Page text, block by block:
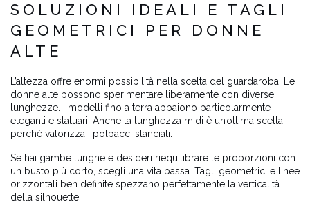
SOLUZIONI IDEALI E TAGLI
GEOMETRICI PER DONNE
ALTE
L’altezza offre enormi possibilità nella scelta del guardaroba. Le
donne alte possono sperimentare liberamente con diverse
lunghezze. I modelli fino a terra appaiono particolarmente
eleganti e statuari. Anche la lunghezza midi è un’ottima scelta,
perché valorizza i polpacci slanciati.
Se hai gambe lunghe e desideri riequilibrare le proporzioni con
un busto più corto, scegli una vita bassa. Tagli geometrici e linee
orizzontali ben definite spezzano perfettamente la verticalità
della silhouette.